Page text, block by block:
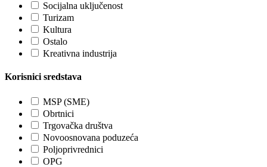
Socijalna uključenost
Turizam
Kultura
Ostalo
Kreativna industrija
Korisnici sredstava
MSP (SME)
Obrtnici
Trgovačka društva
Novoosnovana poduzeća
Poljoprivrednici
OPG